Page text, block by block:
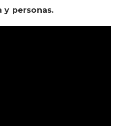
y personas.